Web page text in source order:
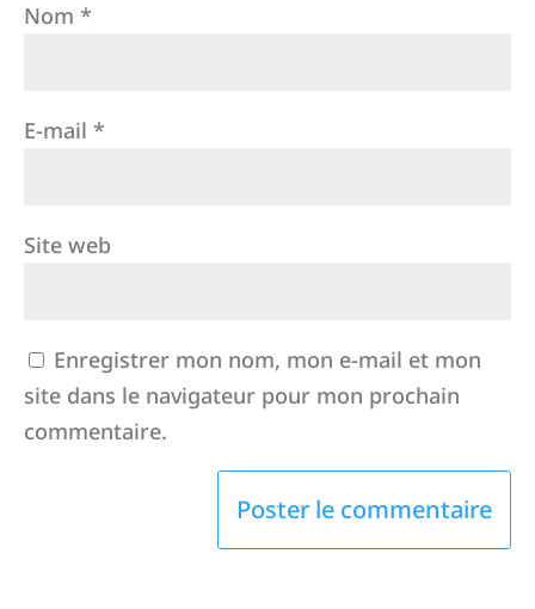
Nom *
E-mail *
Site web
Enregistrer mon nom, mon e-mail et mon
site dans le navigateur pour mon prochain
commentaire.